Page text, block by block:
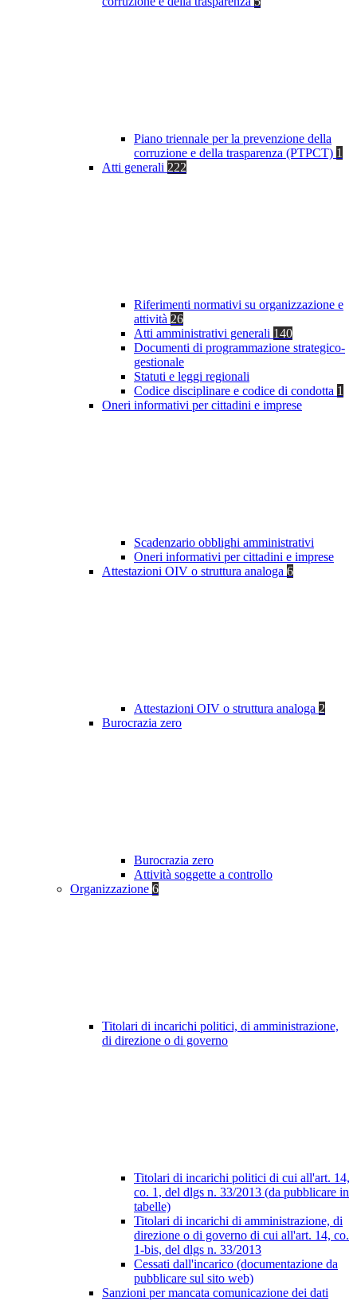
Piano triennale per la prevenzione della
corruzione e della trasparenza (PTPCT) 1
Atti generali 222
Riferimenti normativi su organizzazione e
attività 26
Atti amministrativi generali 140
Documenti di programmazione strategico-
gestionale
Statuti e leggi regionali
Codice disciplinare e codice di condotta 1
Oneri informativi per cittadini e imprese
Scadenzario obblighi amministrativi
Oneri informativi per cittadini e imprese
Attestazioni OIV o struttura analoga 6
Attestazioni OIV o struttura analoga 2
Burocrazia zero
Burocrazia zero
Attività soggette a controllo
Organizzazione 6
Titolari di incarichi politici, di amministrazione,
di direzione o di governo
Titolari di incarichi politici di cui all'art. 14,
co. 1, del dlgs n. 33/2013 (da pubblicare in
tabelle)
Titolari di incarichi di amministrazione, di
direzione o di governo di cui all'art. 14, co.
1-bis, del dlgs n. 33/2013
Cessati dall'incarico (documentazione da
pubblicare sul sito web)
Sanzioni per mancata comunicazione dei dati